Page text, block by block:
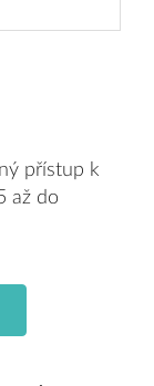
přístup k
až do